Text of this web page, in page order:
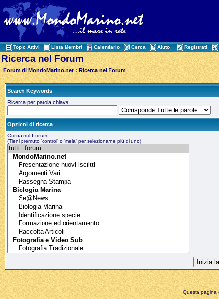
Topic Attivi Lista Membri Calendario Cerca Aiuto Registrati
Ricerca nel Forum
Forum di MondoMarino.net : Ricerca nel Forum
Search Keywords
Ricerca per parola chiave
Opzioni di ricerca
Cerca nel Forum
(Tieni premuto 'control' o 'mela' per selezionarne più di uno)
Questa pagina